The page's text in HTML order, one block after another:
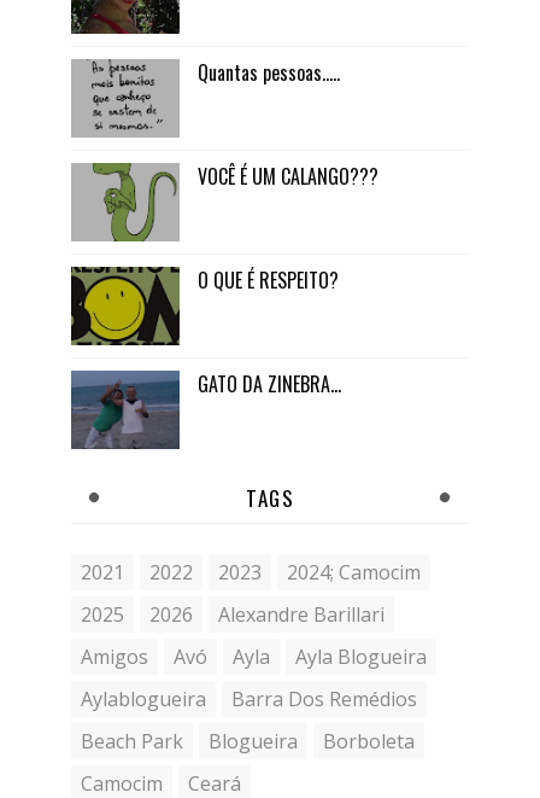
Quantas pessoas.....
VOCÊ É UM CALANGO???
O QUE É RESPEITO?
GATO DA ZINEBRA...
TAGS
2021 2022 2023
2024; Camocim
2025
2026
Alexandre Barillari
Amigos
Avó Ayla
Ayla Blogueira
Aylablogueira
Barra Dos Remédios
Beach Park
Blogueira
Borboleta
Camocim
Ceará